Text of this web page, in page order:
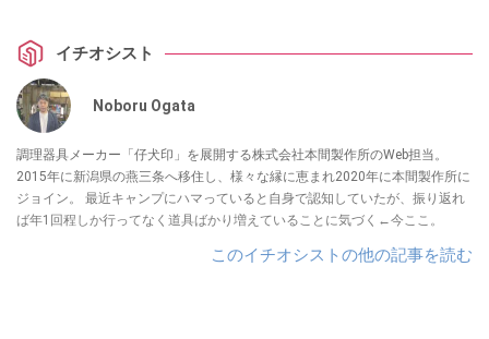
イチオシスト
Noboru Ogata
調理器具メーカー「仔犬印」を展開する株式会社本間製作所のWeb担当。
2015年に新潟県の燕三条へ移住し、様々な縁に恵まれ2020年に本間製作所に
ジョイン。 最近キャンプにハマっていると自身で認知していたが、振り返れ
ば年1回程しか行ってなく道具ばかり増えていることに気づく←今ここ。
このイチオシストの他の記事を読む